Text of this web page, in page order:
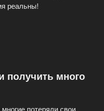
реальны!
получить много
потеряли свои